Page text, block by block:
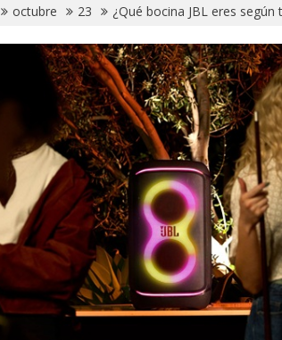
octubre 23 ¿Qué bocina JBL eres